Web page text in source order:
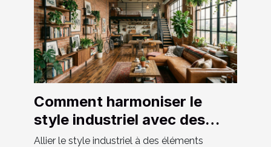
Comment harmoniser le
style industriel avec des
éléments naturels ?
Allier le style industriel à des éléments